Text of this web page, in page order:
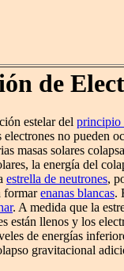
de
estelar del principio
electrones no pueden
masas solares
la energía del
estrella de neutrones,
formarenanas blancas.
. A medida que la
están llenos y los
de energías
gravitacional